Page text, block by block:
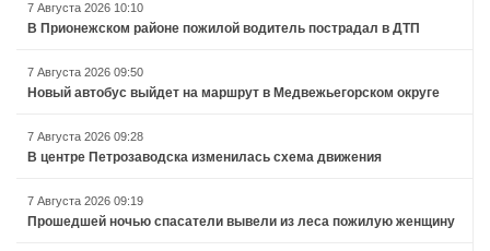
7 Августа 2026 10:10
В Прионежском районе пожилой водитель пострадал в ДТП
7 Августа 2026 09:50
Новый автобус выйдет на маршрут в Медвежьегорском округе
7 Августа 2026 09:28
В центре Петрозаводска изменилась схема движения
7 Августа 2026 09:19
Прошедшей ночью спасатели вывели из леса пожилую женщину